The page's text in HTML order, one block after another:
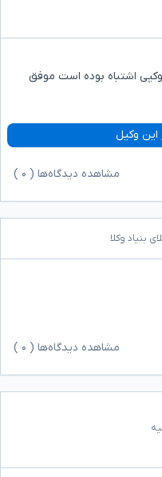
اشتباه بوده است موفق
این وکیل
مشاهده دیدگاه‌ها ( ۰
بنیاد وکلا
مشاهده دیدگاه‌ها ( ۰